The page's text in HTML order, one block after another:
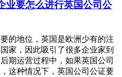
业要怎么进行英国公司公
的地位，英国是欧洲少有的注
家，因此吸引了很多企业家到
期运营过程中，如果英国公司
这种情况下，英国公司公证要